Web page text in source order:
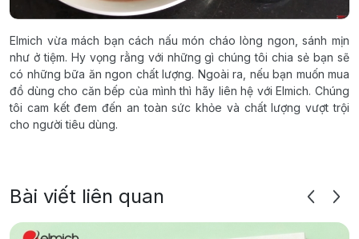
Elmich vừa mách bạn cách nấu món cháo lòng ngon, sánh mịn
như ở tiệm. Hy vọng rằng với những gì chúng tôi chia sẻ bạn sẽ
có những bữa ăn ngon chất lượng. Ngoài ra, nếu bạn muốn mua
đồ dùng cho căn bếp của mình thì hãy liên hệ với Elmich. Chúng
tôi cam kết đem đến an toàn sức khỏe và chất lượng vượt trội
cho người tiêu dùng.
Bài viết liên quan